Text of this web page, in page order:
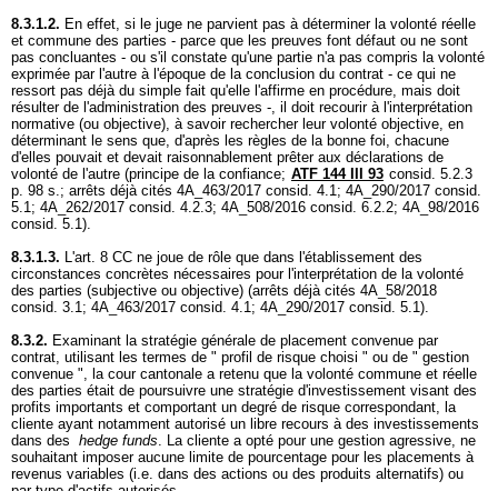
8.3.1.2. En effet, si le juge ne parvient pas à déterminer la volonté réelle
et commune des parties - parce que les preuves font défaut ou ne sont
pas concluantes - ou s'il constate qu'une partie n'a pas compris la volonté
exprimée par l'autre à l'époque de la conclusion du contrat - ce qui ne
ressort pas déjà du simple fait qu'elle l'affirme en procédure, mais doit
résulter de l'administration des preuves -, il doit recourir à l'interprétation
normative (ou objective), à savoir rechercher leur volonté objective, en
déterminant le sens que, d'après les règles de la bonne foi, chacune
d'elles pouvait et devait raisonnablement prêter aux déclarations de
volonté de l'autre (principe de la confiance; ATF 144 III 93 consid. 5.2.3
p. 98 s.; arrêts déjà cités 4A_463/2017 consid. 4.1; 4A_290/2017 consid.
5.1; 4A_262/2017 consid. 4.2.3; 4A_508/2016 consid. 6.2.2; 4A_98/2016
consid. 5.1).
8.3.1.3. L'art. 8 CC ne joue de rôle que dans l'établissement des
circonstances concrètes nécessaires pour l'interprétation de la volonté
des parties (subjective ou objective) (arrêts déjà cités 4A_58/2018
consid. 3.1; 4A_463/2017 consid. 4.1; 4A_290/2017 consid. 5.1).
8.3.2. Examinant la stratégie générale de placement convenue par
contrat, utilisant les termes de " profil de risque choisi " ou de " gestion
convenue ", la cour cantonale a retenu que la volonté commune et réelle
des parties était de poursuivre une stratégie d'investissement visant des
profits importants et comportant un degré de risque correspondant, la
cliente ayant notamment autorisé un libre recours à des investissements
dans des hedge funds. La cliente a opté pour une gestion agressive, ne
souhaitant imposer aucune limite de pourcentage pour les placements à
revenus variables (i.e. dans des actions ou des produits alternatifs) ou